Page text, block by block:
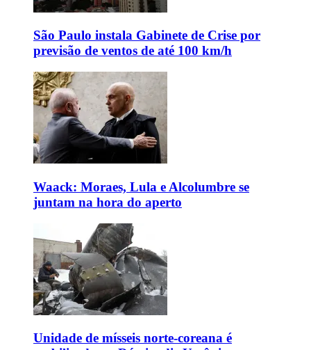
São Paulo instala Gabinete de Crise por
previsão de ventos de até 100 km/h
Waack: Moraes, Lula e Alcolumbre se
juntam na hora do aperto
Unidade de mísseis norte-coreana é